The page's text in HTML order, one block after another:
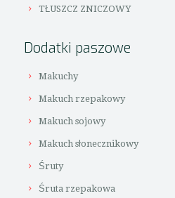
TŁUSZCZ ZNICZOWY
Dodatki paszowe
Makuchy
Makuch rzepakowy
Makuch sojowy
Makuch słonecznikowy
Śruty
Śruta rzepakowa